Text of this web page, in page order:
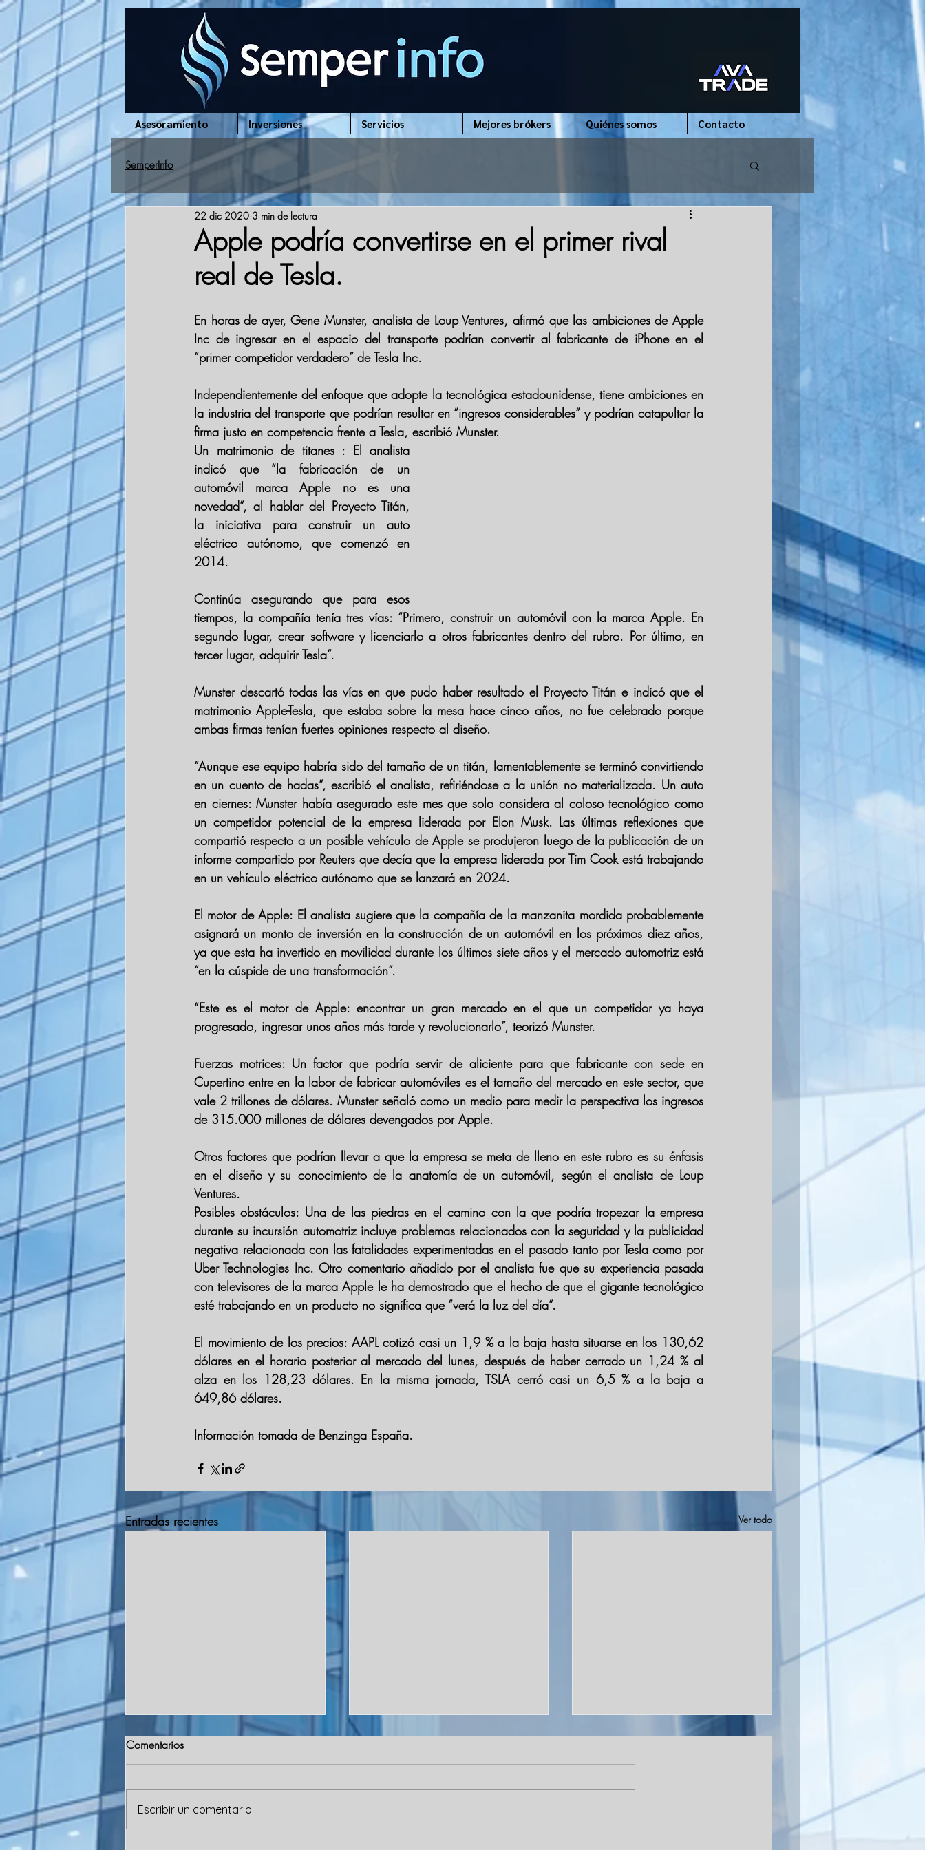
www.semperinfo.com
Asesoramiento Inversiones Servicios Mejores brókers Quiénes somos Contacto
SemperInfo
Apple podría convertirse en el primer rival
real de Tesla.
22 dic 2020 3 min de lectura
En horas de ayer, Gene Munster, analista de Loup Ventures, afirmó que las ambiciones de Apple
Inc de ingresar en el espacio del transporte podrían convertir al fabricante de iPhone en el
“primer competidor verdadero” de Tesla Inc.
Independientemente del enfoque que adopte la tecnológica estadounidense, tiene ambiciones en
la industria del transporte que podrían resultar en “ingresos considerables” y podrían catapultar la
firma justo en competencia frente a Tesla, escribió Munster.
Un matrimonio de titanes : El analista
indicó que “la fabricación de un
automóvil marca Apple no es una
novedad”, al hablar del Proyecto Titán,
la iniciativa para construir un auto
eléctrico autónomo, que comenzó en
2014.
Continúa asegurando que para esos
tiempos, la compañía tenía tres vías: “Primero, construir un automóvil con la marca Apple. En
segundo lugar, crear software y licenciarlo a otros fabricantes dentro del rubro. Por último, en
tercer lugar, adquirir Tesla”.
Munster descartó todas las vías en que pudo haber resultado el Proyecto Titán e indicó que el
matrimonio Apple-Tesla, que estaba sobre la mesa hace cinco años, no fue celebrado porque
ambas firmas tenían fuertes opiniones respecto al diseño.
“Aunque ese equipo habría sido del tamaño de un titán, lamentablemente se terminó convirtiendo
en un cuento de hadas”, escribió el analista, refiriéndose a la unión no materializada. Un auto
en ciernes: Munster había asegurado este mes que solo considera al coloso tecnológico como
un competidor potencial de la empresa liderada por Elon Musk. Las últimas reflexiones que
compartió respecto a un posible vehículo de Apple se produjeron luego de la publicación de un
informe compartido por Reuters que decía que la empresa liderada por Tim Cook está trabajando
en un vehículo eléctrico autónomo que se lanzará en 2024.
El motor de Apple: El analista sugiere que la compañía de la manzanita mordida probablemente
asignará un monto de inversión en la construcción de un automóvil en los próximos diez años,
ya que esta ha invertido en movilidad durante los últimos siete años y el mercado automotriz está
“en la cúspide de una transformación”.
“Este es el motor de Apple: encontrar un gran mercado en el que un competidor ya haya
progresado, ingresar unos años más tarde y revolucionarlo”, teorizó Munster.
Fuerzas motrices: Un factor que podría servir de aliciente para que fabricante con sede en
Cupertino entre en la labor de fabricar automóviles es el tamaño del mercado en este sector, que
vale 2 trillones de dólares. Munster señaló como un medio para medir la perspectiva los ingresos
de 315.000 millones de dólares devengados por Apple.
Otros factores que podrían llevar a que la empresa se meta de lleno en este rubro es su énfasis
en el diseño y su conocimiento de la anatomía de un automóvil, según el analista de Loup
Ventures.
Posibles obstáculos: Una de las piedras en el camino con la que podría tropezar la empresa
durante su incursión automotriz incluye problemas relacionados con la seguridad y la publicidad
negativa relacionada con las fatalidades experimentadas en el pasado tanto por Tesla como por
Uber Technologies Inc. Otro comentario añadido por el analista fue que su experiencia pasada
con televisores de la marca Apple le ha demostrado que el hecho de que el gigante tecnológico
esté trabajando en un producto no significa que “verá la luz del día”.
El movimiento de los precios: AAPL cotizó casi un 1,9 % a la baja hasta situarse en los 130,62
dólares en el horario posterior al mercado del lunes, después de haber cerrado un 1,24 % al
alza en los 128,23 dólares. En la misma jornada, TSLA cerró casi un 6,5 % a la baja a
649,86 dólares.
Información tomada de Benzinga España.
Entradas recientes Ver todo
Comentarios
Escribir un comentario...